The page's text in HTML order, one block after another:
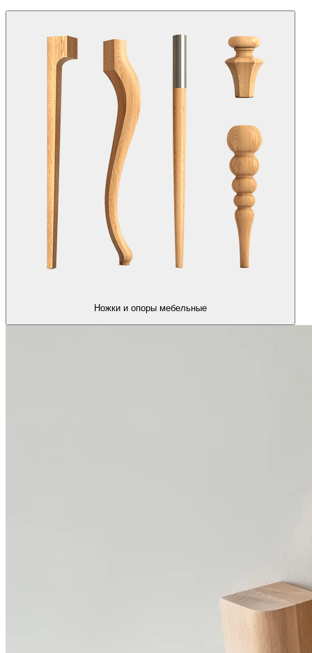
Ножки и опоры мебельные